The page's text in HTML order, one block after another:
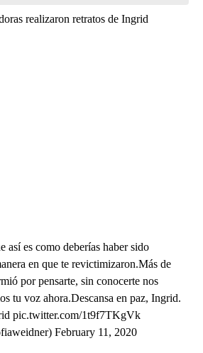
realizaron retratos de Ingrid
así es como deberías haber sido
en que te revictimizaron.Más de
por pensarte, sin conocerte nos
tu voz ahora.Descansa en paz, Ingrid.
pic.twitter.com/1t9f7TKgVk
February 11, 2020